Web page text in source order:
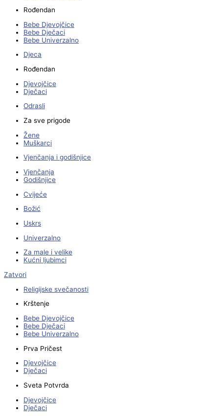
Rođendan
Bebe Djevojčice
Bebe Dječaci
Bebe Univerzalno
Djeca
Rođendan
Djevojčice
Dječaci
Odrasli
Za sve prigode
Žene
Muškarci
Vjenčanja i godišnjice
Vjenčanja
Godišnjice
Cvijeće
Božić
Uskrs
Univerzalno
Za male i velike
Kućni ljubimci
Zatvori
Religijske svečanosti
Krštenje
Bebe Djevojčice
Bebe Dječaci
Bebe Univerzalno
Prva Pričest
Djevojčice
Dječaci
Sveta Potvrda
Djevojčice
Dječaci